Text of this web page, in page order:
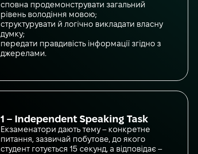
сповна продемонструвати загальний
рівень володіння мовою;
структурувати й логічно викладати власну
думку;
передати правдивість інформації згідно з
джерелами.
1 – Independent Speaking Task
Екзаменатори дають тему – конкретне
питання, зазвичай побутове, до якого
студент готується 15 секунд, а відповідає –